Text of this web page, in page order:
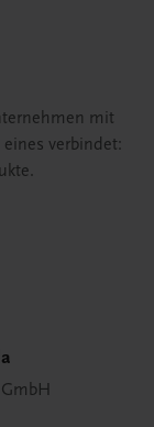
mit
verbindet: